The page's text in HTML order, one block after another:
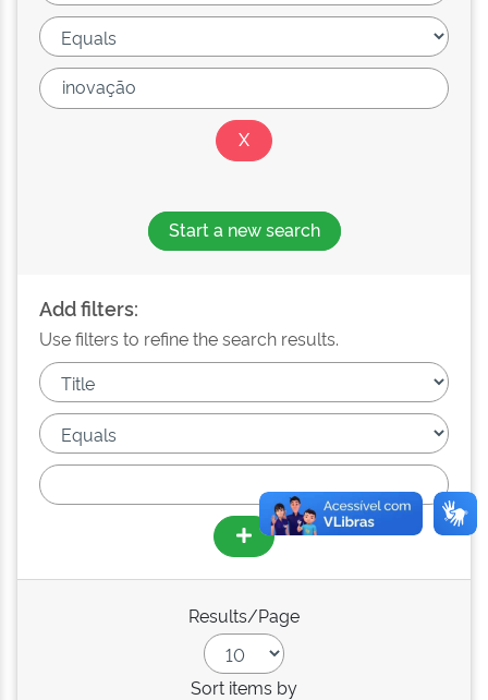
Start a new search
Add filters:
Use filters to refine the search results.
Results/Page
Sort items by